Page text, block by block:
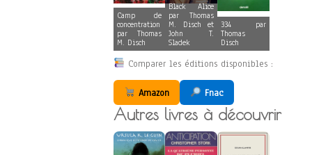
Camp de
concentration
par Thomas
M. Disch
Black Alice
par Thomas
M. Disch et
John T.
Sladek
334 par
Thomas
Disch
Comparer les éditions disponibles :
Amazon Fnac
Autres livres à découvrir